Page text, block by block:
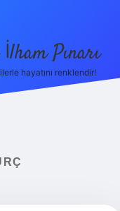
Pınarı
hayatını renklendir!